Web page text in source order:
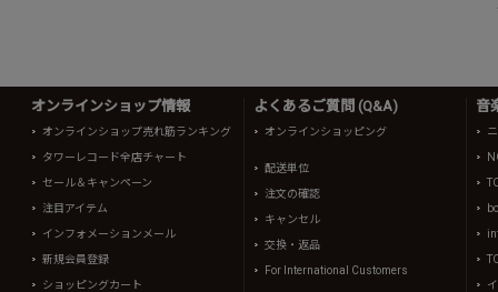
オンラインショップ情報
オンラインショップ売れ筋ランキング
タワーレコード全店チャート
セール＆キャンペーン
注目アイテム
インフォメーションメール
新規会員登録
ショッピングカート
よくあるご質問 (Q&A)
オンラインショッピング
配送単位
注文の確認
キャンセル
交換・返品
For International Customers
音